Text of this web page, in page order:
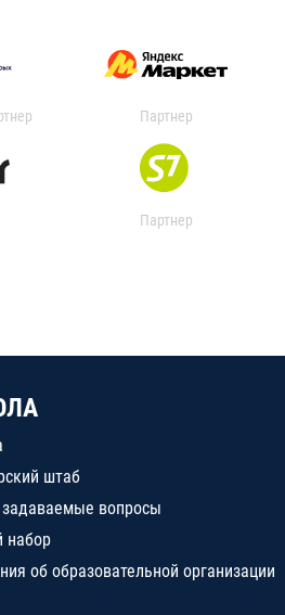
Партнер
Партнер
штаб
задаваемые вопросы
набор
об образовательной организации